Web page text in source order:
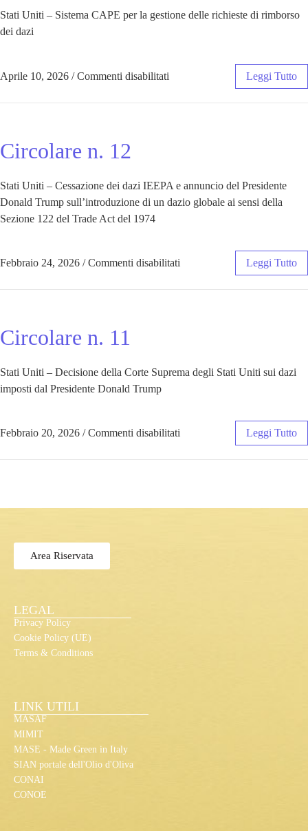
Stati Uniti – Sistema CAPE per la gestione delle richieste di rimborso
dei dazi
Aprile 10, 2026 / Commenti disabilitati Leggi Tutto
Circolare n. 12
Stati Uniti – Cessazione dei dazi IEEPA e annuncio del Presidente
Donald Trump sull’introduzione di un dazio globale ai sensi della
Sezione 122 del Trade Act del 1974
Febbraio 24, 2026 / Commenti disabilitati Leggi Tutto
Circolare n. 11
Stati Uniti – Decisione della Corte Suprema degli Stati Uniti sui dazi
imposti dal Presidente Donald Trump
Febbraio 20, 2026 / Commenti disabilitati Leggi Tutto
LEGAL
Privacy Policy
Cookie Policy (UE)
Terms & Conditions
LINK UTILI
MASAF
MIMIT
MASE - Made Green in Italy
SIAN portale dell'Olio d'Oliva
CONAI
CONOE
Area Riservata